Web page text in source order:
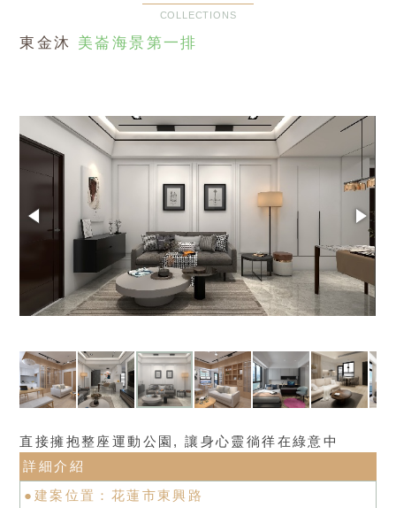
COLLECTIONS
東金沐 美崙海景第一排
直接擁抱整座運動公園, 讓身心靈徜徉在綠意中
詳細介紹
●建案位置：花蓮市東興路